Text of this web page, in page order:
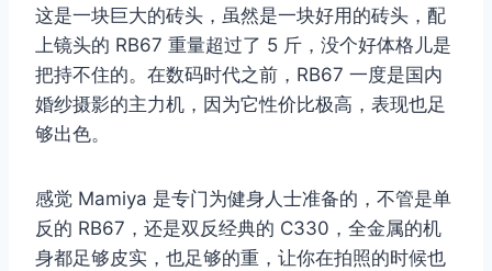
这是一块巨大的砖头，虽然是一块好用的砖头，配
上镜头的 RB67 重量超过了 5 斤，没个好体格儿是
把持不住的。在数码时代之前，RB67 一度是国内
婚纱摄影的主力机，因为它性价比极高，表现也足
够出色。
感觉 Mamiya 是专门为健身人士准备的，不管是单
反的 RB67，还是双反经典的 C330，全金属的机
身都足够皮实，也足够的重，让你在拍照的时候也